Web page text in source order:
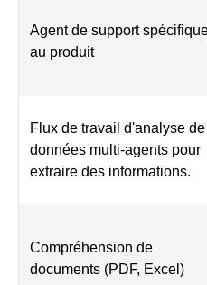
Agent de support
au produit
Flux de travail d'analyse de
données multi-agents pour
extraire des informations.
Compréhension de
documents (PDF, Excel)